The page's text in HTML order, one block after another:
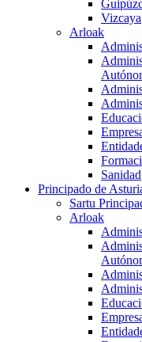
Vizcaya
Arloak
Sanidad
Principado de
Sartu
Arloak